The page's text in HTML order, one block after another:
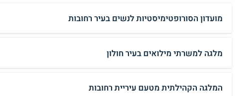
מועדון הסורופטימיסטיות לנשים בעיר רחובות
מלגה למשרתי מילואים בעיר חולון
המלגה הקהילתית מטעם עיריית רחובות